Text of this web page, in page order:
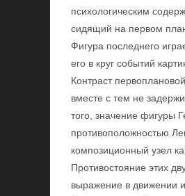
психологическим
сидящий на первом
Фигура последнего
его в круг событий
Контраст
вместе с тем не
того, значение фигуры
противоположностью
композиционный узел
Противостояние этих
выражение в движении